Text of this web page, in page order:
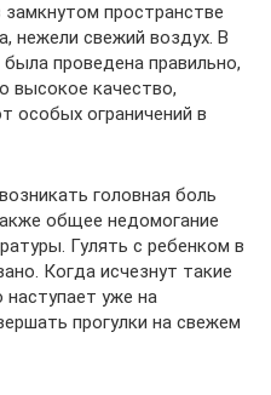
пространстве
нежели свежий воздух. В
проведена правильно,
высокое качество,
особых ограничений в
головная боль
общее недомогание
Гулять с ребенком в
Когда исчезнут такие
уже на
прогулки на свежем